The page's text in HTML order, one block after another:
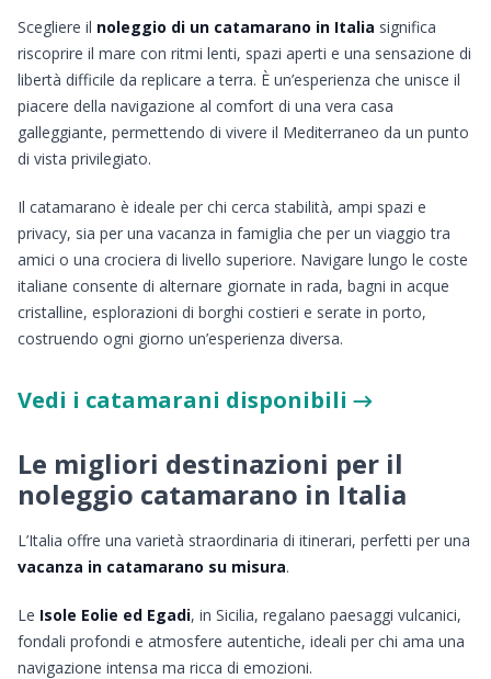
Scegliere il noleggio di un catamarano in Italia significa
riscoprire il mare con ritmi lenti, spazi aperti e una sensazione di
libertà difficile da replicare a terra. È un’esperienza che unisce il
piacere della navigazione al comfort di una vera casa
galleggiante, permettendo di vivere il Mediterraneo da un punto
di vista privilegiato.
Il catamarano è ideale per chi cerca stabilità, ampi spazi e
privacy, sia per una vacanza in famiglia che per un viaggio tra
amici o una crociera di livello superiore. Navigare lungo le coste
italiane consente di alternare giornate in rada, bagni in acque
cristalline, esplorazioni di borghi costieri e serate in porto,
costruendo ogni giorno un’esperienza diversa.
Vedi i catamarani disponibili →
Le migliori destinazioni per il
noleggio catamarano in Italia
L’Italia offre una varietà straordinaria di itinerari, perfetti per una
vacanza in catamarano su misura.
Le Isole Eolie ed Egadi, in Sicilia, regalano paesaggi vulcanici,
fondali profondi e atmosfere autentiche, ideali per chi ama una
navigazione intensa ma ricca di emozioni.